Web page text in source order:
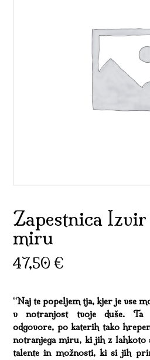
Zapestnica
miru
47,50 €
“Naj te popeljem tja, kjer je vse
v notranjost tvoje duše. Ta
odgovore, po katerih tako
notranjega miru, ki jih z lahkoto
talente in možnosti, ki si jih